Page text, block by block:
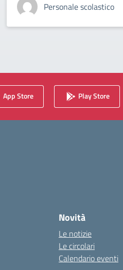
Personale scolastico
App Store Play Store
Novità
Le notizie
Le circolari
Calendario eventi